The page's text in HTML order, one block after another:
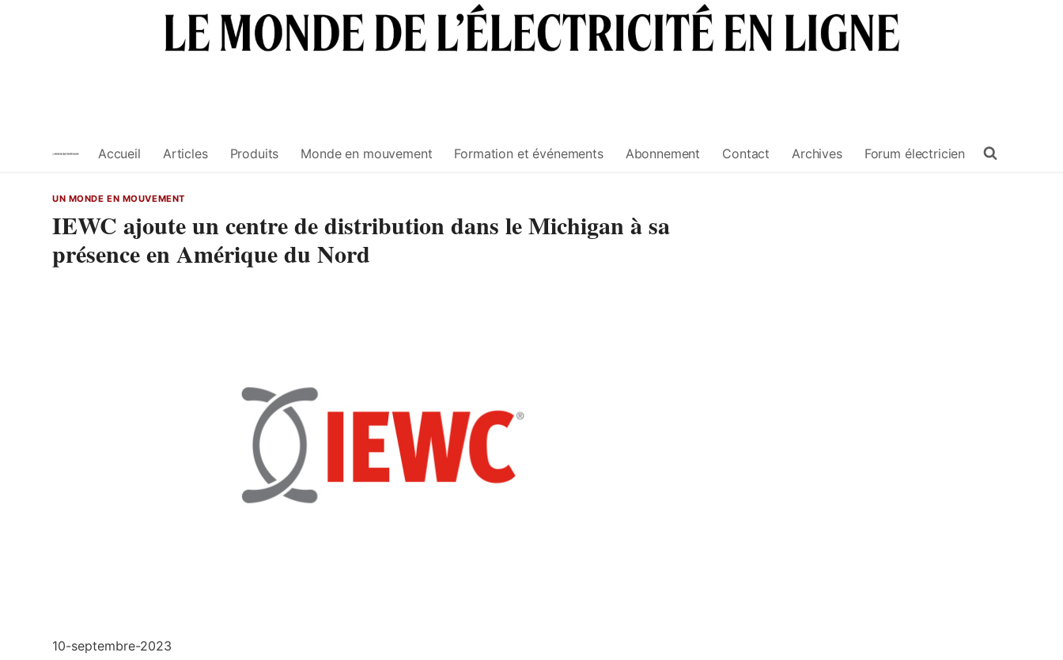
Accueil Articles Produits Monde en mouvement Formation et événements Abonnement Contact Archives Forum électricien
UN MONDE EN MOUVEMENT
IEWC ajoute un centre de distribution dans le Michigan à sa
présence en Amérique du Nord
10-septembre-2023